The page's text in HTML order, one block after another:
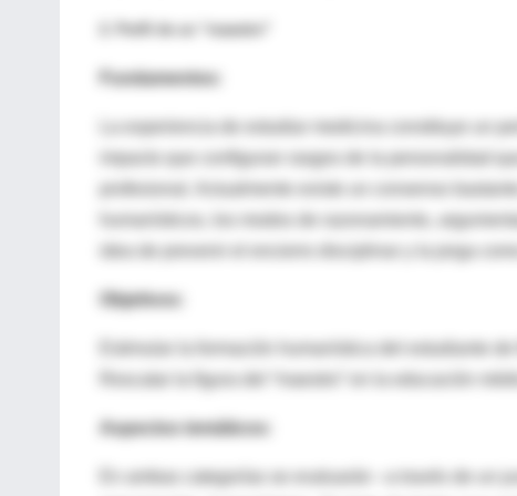
2. Perfil de un “maestro”
Fundamentos:
La experiencia de estudiar medicina constituye un
impacto que configuran rasgos de la personalidad
profesional. Actualmente existe un consenso
humanísticos, los modos de razonamiento,
idea de prevenir el encierro disciplinar y la jerga
Objetivos:
Rescatar la figura del “maestro” en la educación
Aspectos temáticos:
En ambas categorías se evaluarán –a través de un